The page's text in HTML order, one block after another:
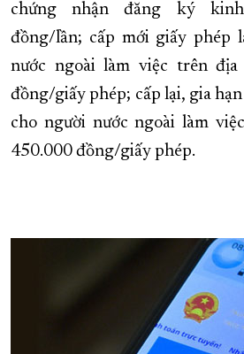
chứng nhận đăng ký
đồng/lần; cấp mới giấy phép
nước ngoài làm việc trên
đồng/giấy phép; cấp lại, gia
cho người nước ngoài làm
450.000 đồng/giấy phép.